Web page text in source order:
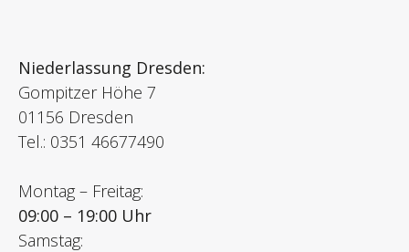
Niederlassung Dresden:
Gompitzer Höhe 7
01156 Dresden
Tel.: 0351 46677490
Montag – Freitag:
09:00 – 19:00 Uhr
Samstag: